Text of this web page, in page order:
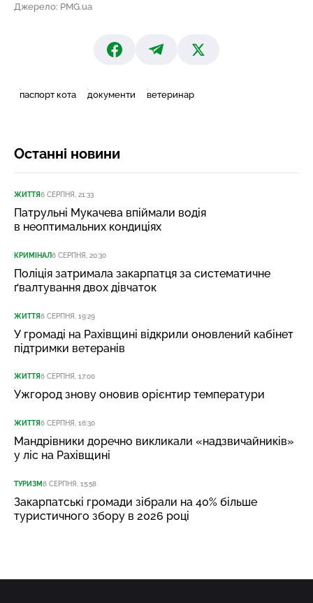
Джерело: PMG.ua
паспорт кота документи ветеринар
Останні новини
ЖИТТЯ6 СЕРПНЯ, 21:33
Патрульні Мукачева впіймали водія
в неоптимальних кондиціях
КРИМІНАЛ6 СЕРПНЯ, 20:30
Поліція затримала закарпатця за систематичне
ґвалтування двох дівчаток
ЖИТТЯ6 СЕРПНЯ, 19:29
У громаді на Рахівщині відкрили оновлений кабінет
підтримки ветеранів
ЖИТТЯ6 СЕРПНЯ, 17:00
Ужгород знову оновив орієнтир температури
ЖИТТЯ6 СЕРПНЯ, 16:30
Мандрівники доречно викликали «надзвичайників»
у ліс на Рахівщині
ТУРИЗМ6 СЕРПНЯ, 15:58
Закарпатські громади зібрали на 40% більше
туристичного збору в 2026 році